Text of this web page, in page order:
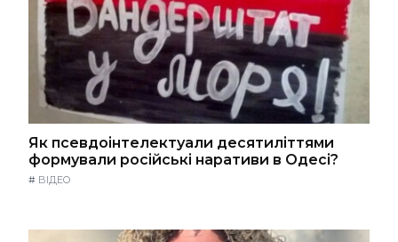
Як псевдоінтелектуали десятиліттями
формували російські наративи в Одесі?
# ВІДЕО